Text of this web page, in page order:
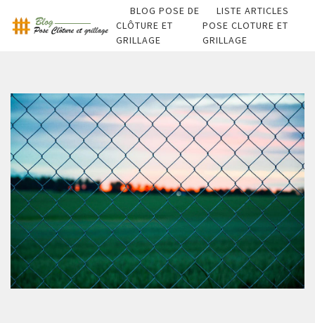
BLOG POSE DE
CLÔTURE ET
GRILLAGE
LISTE ARTICLES
POSE CLOTURE ET
GRILLAGE